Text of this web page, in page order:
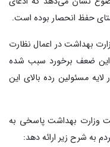
حفظ انحصار بوده است.
بهداشت در اعمال نظارت
ضعف برخورد سبب شده
مسئولین رده بالای این
وزارت بهداشت پاسخی به
به شرح زیر ارائه دهد: